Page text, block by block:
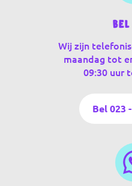
Wij zijn
maandag tot
09:30 uur
Bel 023